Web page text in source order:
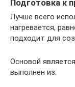
Подготовка к
Лучше всего
нагревается,
подходит для
Основой
выполнен из: